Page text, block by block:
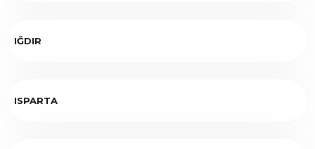
IĞDIR
ISPARTA